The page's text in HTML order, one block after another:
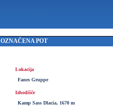
OZNAČENA POT
Lokacija
Fanes Gruppe
Izhodišče
Kamp Sass Dlacia, 1670 m